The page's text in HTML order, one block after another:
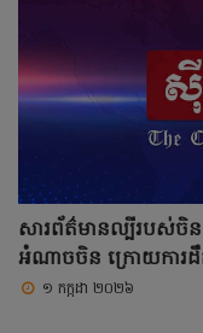
សារព័ត៌មានល្បីរបស់ចិ
អំណាចចិន ក្រោយការដឹ
១ កក្កដា ២០២៦